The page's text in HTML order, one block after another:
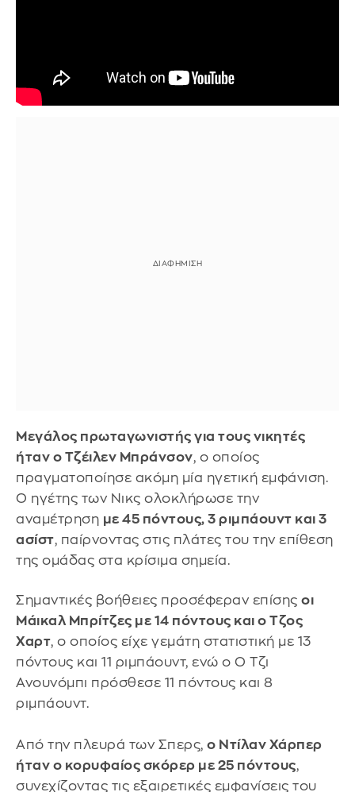
Μεγάλος πρωταγωνιστής για τους νικητές
ήταν ο Τζέιλεν Μπράνσον, ο οποίος
πραγματοποίησε ακόμη μία ηγετική εμφάνιση.
Ο ηγέτης των Νικς ολοκλήρωσε την
αναμέτρηση με 45 πόντους, 3 ριμπάουντ και 3
ασίστ, παίρνοντας στις πλάτες του την επίθεση
της ομάδας στα κρίσιμα σημεία.
Σημαντικές βοήθειες προσέφεραν επίσης οι
Μάικαλ Μπρίτζες με 14 πόντους και ο Τζος
Χαρτ, ο οποίος είχε γεμάτη στατιστική με 13
πόντους και 11 ριμπάουντ, ενώ ο Ο Τζι
Ανουνόμπι πρόσθεσε 11 πόντους και 8
ριμπάουντ.
Από την πλευρά των Σπερς, ο Ντίλαν Χάρπερ
ήταν ο κορυφαίος σκόρερ με 25 πόντους,
συνεχίζοντας τις εξαιρετικές εμφανίσεις του